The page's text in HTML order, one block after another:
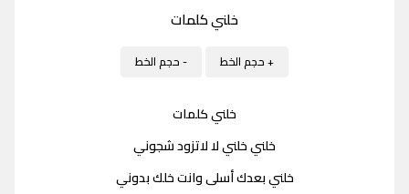
خلني كلمات
+ حجم الخط - حجم الخط
خلني كلمات
خلني خلني لا لاتزود شجوني
خلني بعدك أسلى وانت خلك بدوني